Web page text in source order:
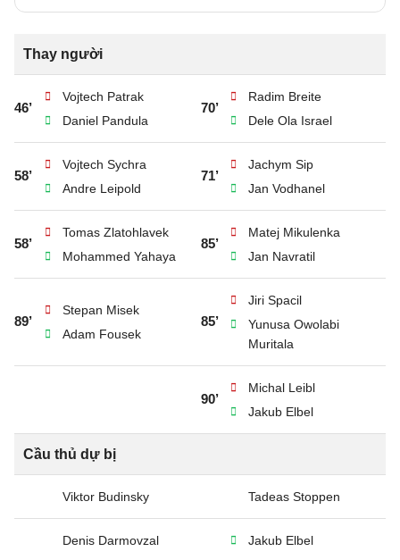
Thay người
46’
Vojtech Patrak
Daniel Pandula
70’
Radim Breite
Dele Ola Israel
58’
Vojtech Sychra
Andre Leipold
71’
Jachym Sip
Jan Vodhanel
58’
Tomas Zlatohlavek
Mohammed Yahaya
85’
Matej Mikulenka
Jan Navratil
89’
Stepan Misek
Adam Fousek
85’
Jiri Spacil
Yunusa Owolabi
Muritala
90’
Michal Leibl
Jakub Elbel
Cầu thủ dự bị
Viktor Budinsky Tadeas Stoppen
Denis Darmovzal Jakub Elbel